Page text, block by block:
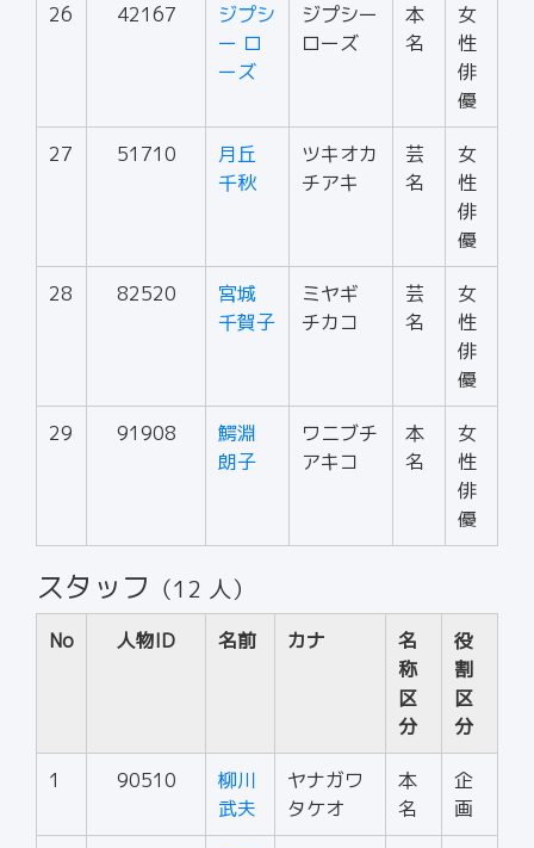
26 42167
ジプシ
ー ロ
ーズ
ジプシー
ローズ
本
名
女
性
俳
優
27 51710
月丘
千秋
ツキオカ
チアキ
芸
名
女
性
俳
優
28 82520
宮城
千賀子
ミヤギ
チカコ
芸
名
女
性
俳
優
29 91908
鰐淵
朗子
ワニブチ
アキコ
本
名
女
性
俳
優
スタッフ （12 人）
No 人物ID 名前 カナ
名
称
区
分
役
割
区
分
1 90510
柳川
武夫
ヤナガワ
タケオ
本
名
企
画